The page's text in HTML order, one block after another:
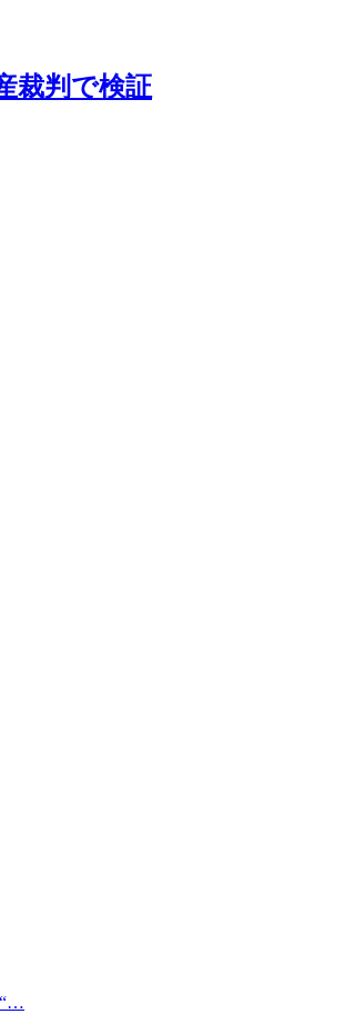
裁判で検証
“…